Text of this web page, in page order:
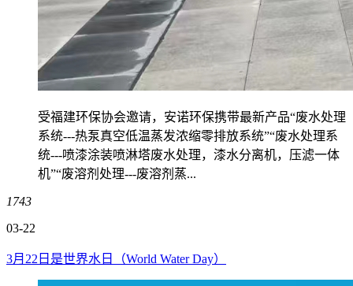
受福建环保协会邀请，安诺环保携带最新产品“废水处理
系统---热泵真空低温蒸发浓缩零排放系统”“废水处理系
统---喷漆涂装喷淋塔废水处理，漆水分离机，压滤一体
机”“废溶剂处理---废溶剂蒸...
1743
03-22
3月22日是世界水日（World Water Day）